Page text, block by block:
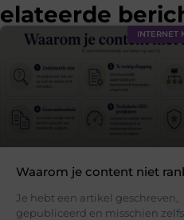
INTERNET
Waarom je content niet
Je hebt een artikel geschreven,
gepubliceerd en misschien